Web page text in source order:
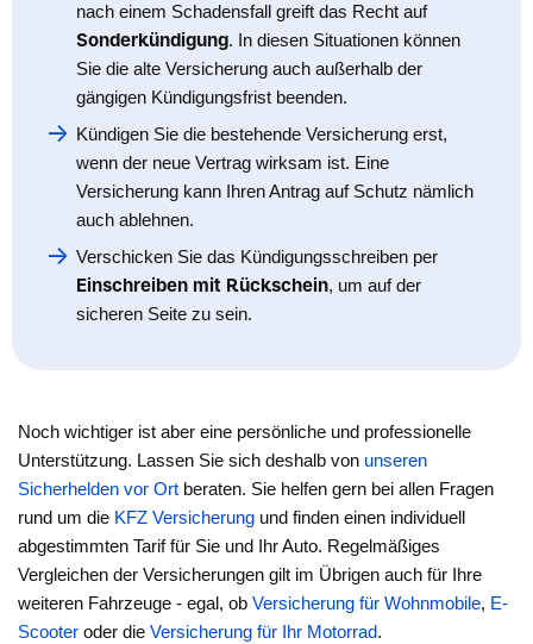
nach einem Schadensfall greift das Recht auf
Sonderkündigung. In diesen Situationen können
Sie die alte Versicherung auch außerhalb der
gängigen Kündigungsfrist beenden.
Kündigen Sie die bestehende Versicherung erst,
wenn der neue Vertrag wirksam ist. Eine
Versicherung kann Ihren Antrag auf Schutz nämlich
auch ablehnen.
Verschicken Sie das Kündigungsschreiben per
Einschreiben mit Rückschein, um auf der
sicheren Seite zu sein.
Noch wichtiger ist aber eine persönliche und professionelle
Unterstützung. Lassen Sie sich deshalb von unseren
Sicherhelden vor Ort beraten. Sie helfen gern bei allen Fragen
rund um die KFZ Versicherung und finden einen individuell
abgestimmten Tarif für Sie und Ihr Auto. Regelmäßiges
Vergleichen der Versicherungen gilt im Übrigen auch für Ihre
weiteren Fahrzeuge - egal, ob Versicherung für Wohnmobile, E-
Scooter oder die Versicherung für Ihr Motorrad.